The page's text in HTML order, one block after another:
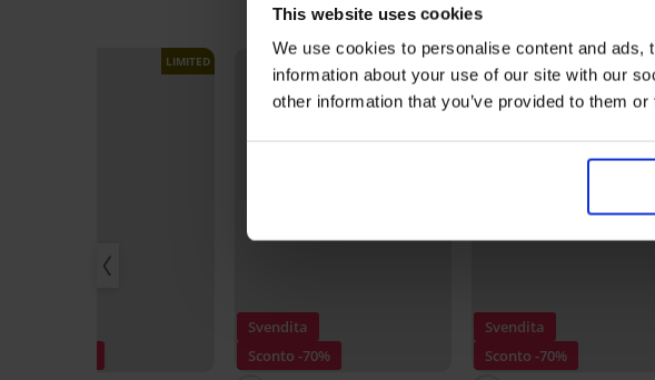
This website uses cookies
We use cookies to personalise content and
information about your use of our site with our
other information that you’ve provided to them
LIMITED
Svendita
Sconto -70%
LIMITED
Svendita
Sconto -70%